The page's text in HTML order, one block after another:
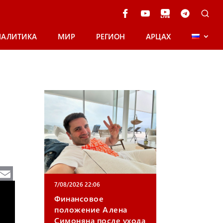
МИР РЕГИОН АРЦАХ
Te 7/08/2026 22:06
Финансовое
положение Алена
Симоняна после ухода